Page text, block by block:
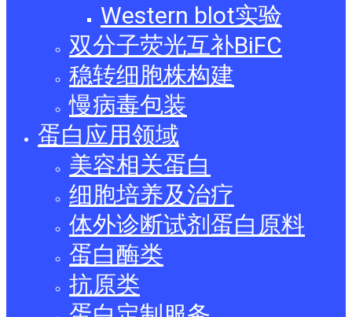
Western blot实验
双分子荧光互补BiFC
稳转细胞株构建
慢病毒包装
蛋白应用领域
美容相关蛋白
细胞培养及治疗
体外诊断试剂蛋白原料
蛋白酶类
抗原类